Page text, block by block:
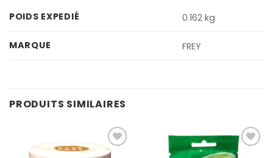
POIDS EXPEDIÉ 0.162 kg
MARQUE FREY
PRODUITS SIMILAIRES